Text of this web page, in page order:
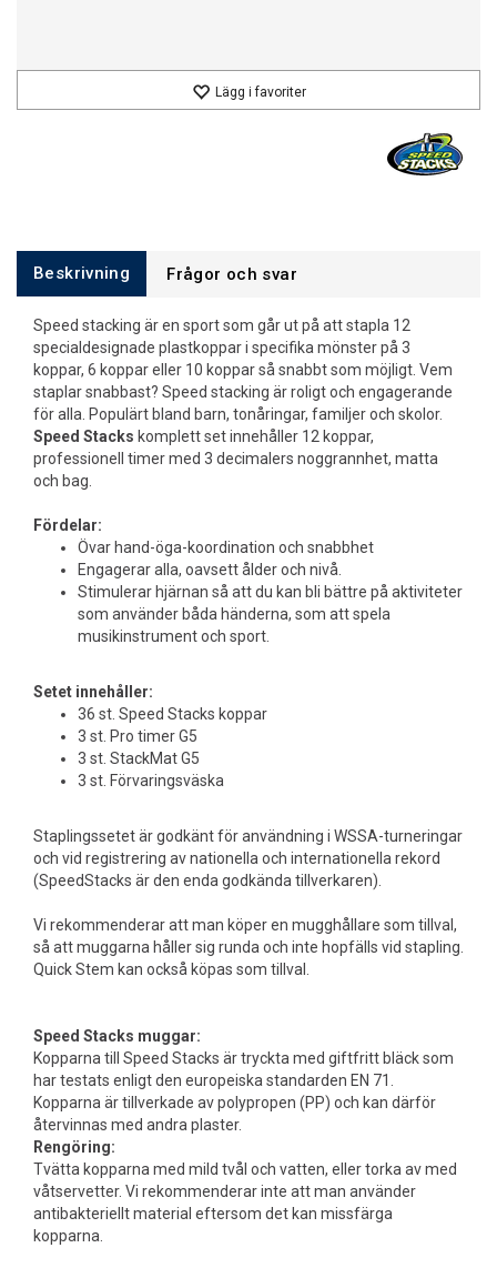
Lägg i favoriter
Beskrivning Frågor och svar
Speed stacking är en sport som går ut på att stapla 12
specialdesignade plastkoppar i specifika mönster på 3
koppar, 6 koppar eller 10 koppar så snabbt som möjligt. Vem
staplar snabbast? Speed stacking är roligt och engagerande
för alla. Populärt bland barn, tonåringar, familjer och skolor.
Speed Stacks komplett set innehåller 12 koppar,
professionell timer med 3 decimalers noggrannhet, matta
och bag.
Fördelar:
Övar hand-öga-koordination och snabbhet
Engagerar alla, oavsett ålder och nivå.
Stimulerar hjärnan så att du kan bli bättre på aktiviteter
som använder båda händerna, som att spela
musikinstrument och sport.
Setet innehåller:
36 st. Speed Stacks koppar
3 st. Pro timer G5
3 st. StackMat G5
3 st. Förvaringsväska
Staplingssetet är godkänt för användning i WSSA-turneringar
och vid registrering av nationella och internationella rekord
(SpeedStacks är den enda godkända tillverkaren).
Vi rekommenderar att man köper en mugghållare som tillval,
så att muggarna håller sig runda och inte hopfälls vid stapling.
Quick Stem kan också köpas som tillval.
Speed Stacks muggar:
Kopparna till Speed Stacks är tryckta med giftfritt bläck som
har testats enligt den europeiska standarden EN 71.
Kopparna är tillverkade av polypropen (PP) och kan därför
återvinnas med andra plaster.
Rengöring:
Tvätta kopparna med mild tvål och vatten, eller torka av med
våtservetter. Vi rekommenderar inte att man använder
antibakteriellt material eftersom det kan missfärga
kopparna.